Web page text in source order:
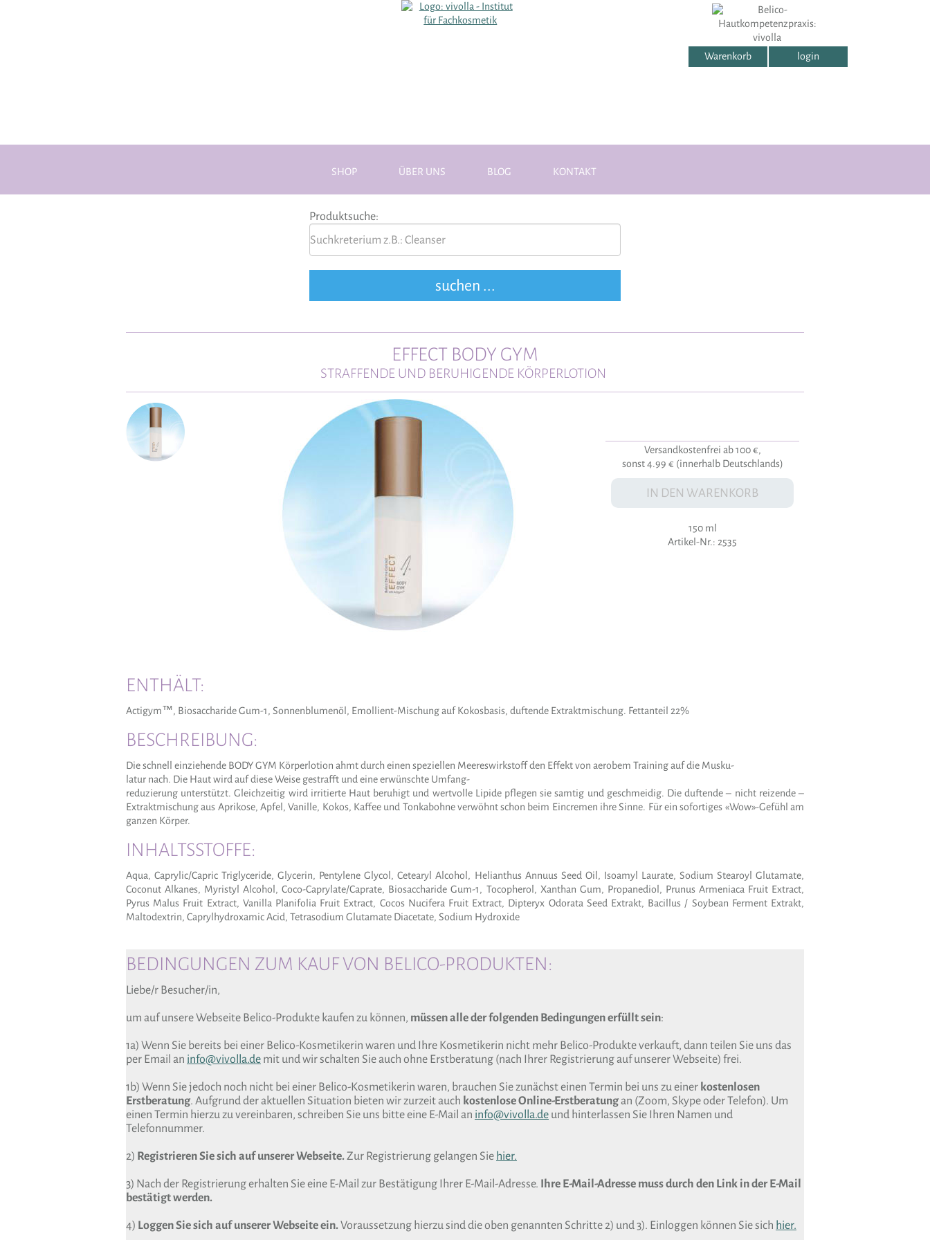
Warenkorb login
SHOP ÜBER UNS BLOG KONTAKT
Produktsuche:
EFFECT BODY GYM
STRAFFENDE UND BERUHIGENDE KÖRPERLOTION
Versandkostenfrei ab 100 €,
sonst 4.99 € (innerhalb Deutschlands)
IN DEN WARENKORB
150 ml
Artikel-Nr.: 2535
ENTHÄLT:
Actigym™, Biosaccharide Gum-1, Sonnenblumenöl, Emollient-Mischung auf Kokosbasis, duftende Extraktmischung. Fettanteil 22%
BESCHREIBUNG:
Die schnell einziehende BODY GYM Körperlotion ahmt durch einen speziellen Meereswirkstoff den Effekt von aerobem Training auf die Musku-
latur nach. Die Haut wird auf diese Weise gestrafft und eine erwünschte Umfang-
reduzierung unterstützt. Gleichzeitig wird irritierte Haut beruhigt und wertvolle Lipide pflegen sie samtig und geschmeidig. Die duftende – nicht reizende –
Extraktmischung aus Aprikose, Apfel, Vanille, Kokos, Kaffee und Tonkabohne verwöhnt schon beim Eincremen ihre Sinne. Für ein sofortiges «Wow»-Gefühl am
ganzen Körper.
INHALTSSTOFFE:
Aqua, Caprylic/Capric Triglyceride, Glycerin, Pentylene Glycol, Cetearyl Alcohol, Helianthus Annuus Seed Oil, Isoamyl Laurate, Sodium Stearoyl Glutamate,
Coconut Alkanes, Myristyl Alcohol, Coco-Caprylate/Caprate, Biosaccharide Gum-1, Tocopherol, Xanthan Gum, Propanediol, Prunus Armeniaca Fruit Extract,
Pyrus Malus Fruit Extract, Vanilla Planifolia Fruit Extract, Cocos Nucifera Fruit Extract, Dipteryx Odorata Seed Extrakt, Bacillus / Soybean Ferment Extrakt,
Maltodextrin, Caprylhydroxamic Acid, Tetrasodium Glutamate Diacetate, Sodium Hydroxide
BEDINGUNGEN ZUM KAUF VON BELICO-PRODUKTEN:
Liebe/r Besucher/in,
um auf unsere Webseite Belico-Produkte kaufen zu können, müssen alle der folgenden Bedingungen erfüllt sein:
1a) Wenn Sie bereits bei einer Belico-Kosmetikerin waren und Ihre Kosmetikerin nicht mehr Belico-Produkte verkauft, dann teilen Sie uns das
per Email an info@vivolla.demit und wir schalten Sie auch ohne Erstberatung (nach Ihrer Registrierung auf unserer Webseite) frei.
1b) Wenn Sie jedoch noch nicht bei einer Belico-Kosmetikerin waren, brauchen Sie zunächst einen Termin bei uns zu einerkostenlosen
Erstberatung. Aufgrund der aktuellen Situation bieten wir zurzeit auch kostenlose Online-Erstberatungan (Zoom, Skype oder Telefon). Um
einen Termin hierzu zu vereinbaren, schreiben Sie uns bitte eine E-Mail an info@vivolla.deund hinterlassen Sie Ihren Namen und
Telefonnummer.
2) Registrieren Sie sich auf unserer Webseite.Zur Registrierung gelangen Siehier.
3) Nach der Registrierung erhalten Sie eine E-Mail zur Bestätigung Ihrer E-Mail-Adresse. Ihre E-Mail-Adresse muss durch den Link in der E-Mail
bestätigt werden.
4) Loggen Sie sich auf unserer Webseite ein.Voraussetzung hierzu sind die oben genannten Schritte 2) und 3). Einloggen können Sie sich hier.